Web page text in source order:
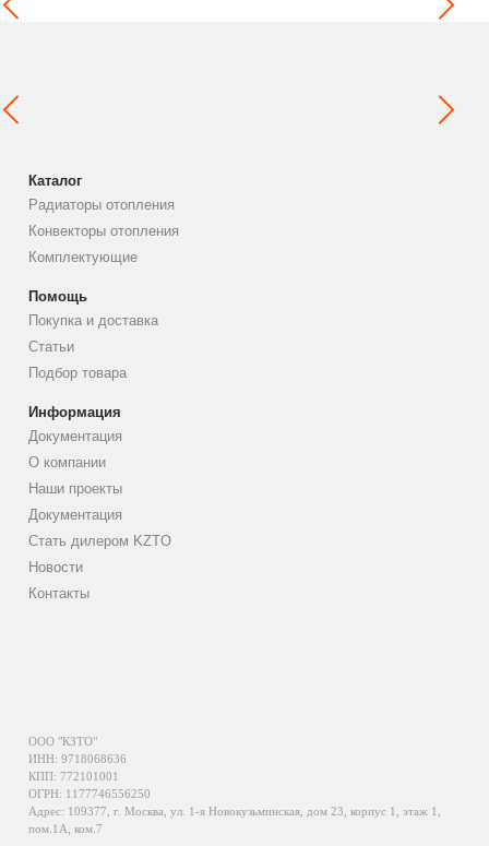
Каталог
Радиаторы отопления
Конвекторы отопления
Комплектующие
Помощь
Покупка и доставка
Статьи
Подбор товара
Информация
Документация
О компании
Наши проекты
Документация
Стать дилером KZTO
Новости
Контакты
ООО "КЗТО"
ИНН: 9718068636
КПП: 772101001
ОГРН: 1177746556250
Адрес: 109377, г. Москва, ул. 1-я Новокузьминская, дом 23, корпус 1, этаж 1,
пом.1А, ком.7